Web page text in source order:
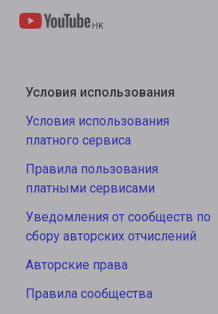
HK
Условия использования
Условия использования
платного сервиса
Правила пользования
платными сервисами
Уведомления от сообществ по
сбору авторских отчислений
Авторские права
Правила сообщества